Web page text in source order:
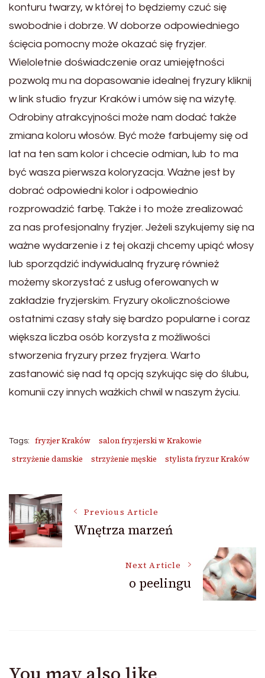
konturu twarzy, w której to będziemy czuć się
swobodnie i dobrze. W doborze odpowiedniego
ścięcia pomocny może okazać się fryzjer.
Wieloletnie doświadczenie oraz umiejętności
pozwolą mu na dopasowanie idealnej fryzury kliknij
w link studio fryzur Kraków i umów się na wizytę.
Odrobiny atrakcyjności może nam dodać także
zmiana koloru włosów. Być może farbujemy się od
lat na ten sam kolor i chcecie odmian, lub to ma
być wasza pierwsza koloryzacja. Ważne jest by
dobrać odpowiedni kolor i odpowiednio
rozprowadzić farbę. Także i to może zrealizować
za nas profesjonalny fryzjer. Jeżeli szykujemy się na
ważne wydarzenie i z tej okazji chcemy upiąć włosy
lub sporządzić indywidualną fryzurę również
możemy skorzystać z usług oferowanych w
zakładzie fryzjerskim. Fryzury okolicznościowe
ostatnimi czasy stały się bardzo popularne i coraz
większa liczba osób korzysta z możliwości
stworzenia fryzury przez fryzjera. Warto
zastanowić się nad tą opcją szykując się do ślubu,
komunii czy innych ważkich chwil w naszym życiu.
Tags: fryzjer Kraków
salon fryzjerski w Krakowie
strzyżenie damskie
strzyżenie męskie stylista fryzur Kraków
Post
Navigation
Previous Article
Wnętrza marzeń
Next Article
o peelingu